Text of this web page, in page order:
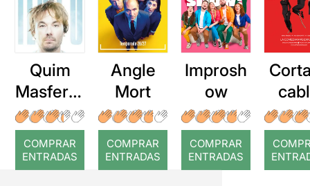
Quim
Masferre
r: Temps
COMPRAR
ENTRADAS
Angle
Mort
COMPRAR
ENTRADAS
Improsh
ow
COMPRAR
ENTRADAS